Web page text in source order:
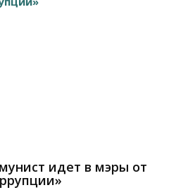
идет в мэры от